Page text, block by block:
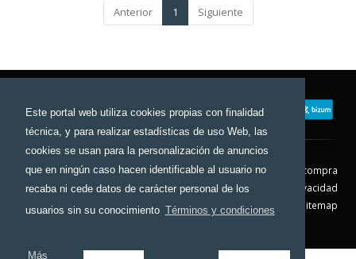
Este portal web utiliza cookies propias con finalidad
técnica, y para realizar estadísticas de uso Web, las
cookies se usan para la personalización de anuncios
que en ningún caso hacen identificable al usuario no
recaba ni cede datos de carácter personal de los
usuarios sin su conocimiento Términos y condiciones
Más
Anterior 1 Siguiente
Contacto Aviso Legal
Condiciones de compra
Política de envíos
Política de devolución
Política de Privacidad
Política de Cookies
Sitemap